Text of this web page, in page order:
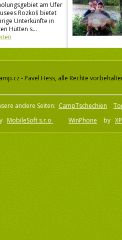
am Ufer
Rozkoš bietet
Unterkünfte in
Hütten s...
- Pavel Hess, alle Rechte
andere Seiten: CampTschechien
MobileSoft s.r.o WinPhone by